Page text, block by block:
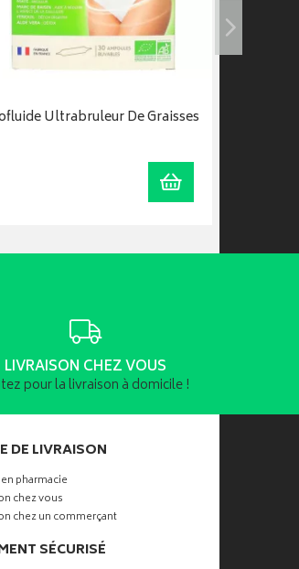
Ultrabruleur De Graisses
Ajouter au panier
LIVRAISON CHEZ VOUS
pour la livraison à domicile !
DE LIVRAISON
pharmacie
chez vous
chez un commerçant
SÉCURISÉ